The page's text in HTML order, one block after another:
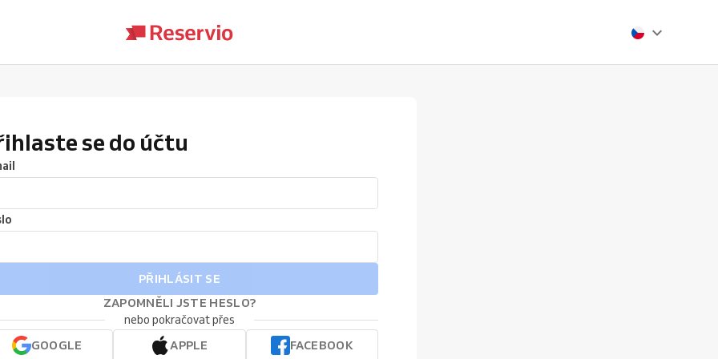
se do účtu
PŘIHLÁSIT SE
ZAPOMNĚLI JSTE HESLO?
nebo pokračovat přes
GOOGLE
APPLE FACEBOOK